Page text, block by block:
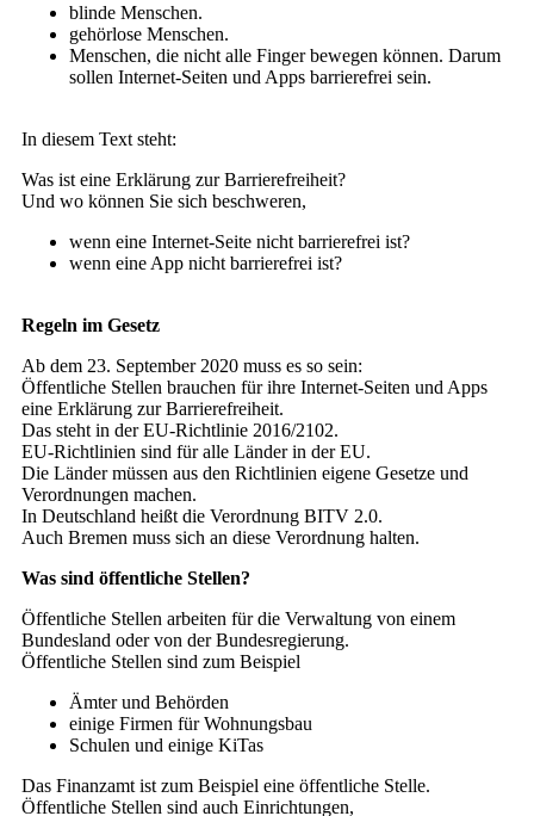
blinde Menschen.
gehörlose Menschen.
Menschen, die nicht alle Finger bewegen können. Darum
sollen Internet-Seiten und Apps barrierefrei sein.
In diesem Text steht:
Was ist eine Erklärung zur Barrierefreiheit?
Und wo können Sie sich beschweren,
wenn eine Internet-Seite nicht barrierefrei ist?
wenn eine App nicht barrierefrei ist?
Regeln im Gesetz
Ab dem 23. September 2020 muss es so sein:
Öffentliche Stellen brauchen für ihre Internet-Seiten und Apps
eine Erklärung zur Barrierefreiheit.
Das steht in der EU-Richtlinie 2016/2102.
EU-Richtlinien sind für alle Länder in der EU.
Die Länder müssen aus den Richtlinien eigene Gesetze und
Verordnungen machen.
In Deutschland heißt die Verordnung BITV 2.0.
Auch Bremen muss sich an diese Verordnung halten.
Was sind öffentliche Stellen?
Öffentliche Stellen arbeiten für die Verwaltung von einem
Bundesland oder von der Bundesregierung.
Öffentliche Stellen sind zum Beispiel
Ämter und Behörden
einige Firmen für Wohnungsbau
Schulen und einige KiTas
Das Finanzamt ist zum Beispiel eine öffentliche Stelle.
Öffentliche Stellen sind auch Einrichtungen,